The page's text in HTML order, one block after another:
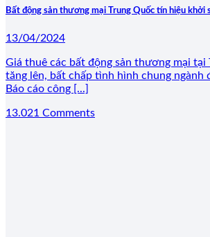
Bất động sản thương mại Trung Quốc tín hiệu khởi
13/04/2024
Giá thuê các bất động sản thương mại tại
tăng lên, bất chấp tình hình chung ngành
Báo cáo công [...]
13.021 Comments